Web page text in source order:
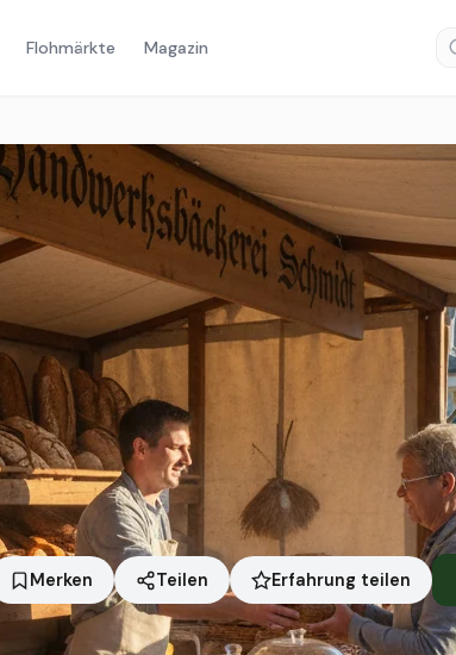
Flohmärkte Magazin
Merken Teilen Erfahrung teilen